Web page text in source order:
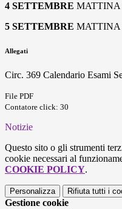
4 SETTEMBRE MATTINA
5 SETTEMBRE MATTINA
Allegati
Circ. 369 Calendario Esami
File PDF
Contatore click: 30
Notizie
Questo sito o gli strumenti
cookie necessari al
COOKIE POLICY.
Personalizza Rifiuta tutti i
Gestione cookie